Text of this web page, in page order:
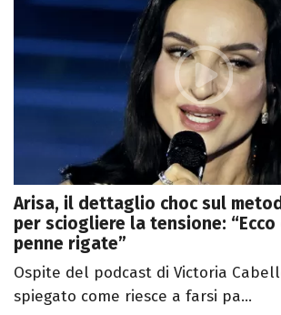
Arisa, il dettaglio choc sul
per sciogliere la tensione: “Ecco
penne rigate”
Ospite del podcast di Victoria
spiegato come riesce a farsi pa...